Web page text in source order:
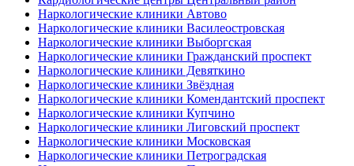
Наркологические клиники Автово
Наркологические клиники Василеостровская
Наркологические клиники Выборгская
Наркологические клиники Гражданский проспект
Наркологические клиники Девяткино
Наркологические клиники Звёздная
Наркологические клиники Комендантский проспект
Наркологические клиники Купчино
Наркологические клиники Лиговский проспект
Наркологические клиники Московская
Наркологические клиники Петроградская